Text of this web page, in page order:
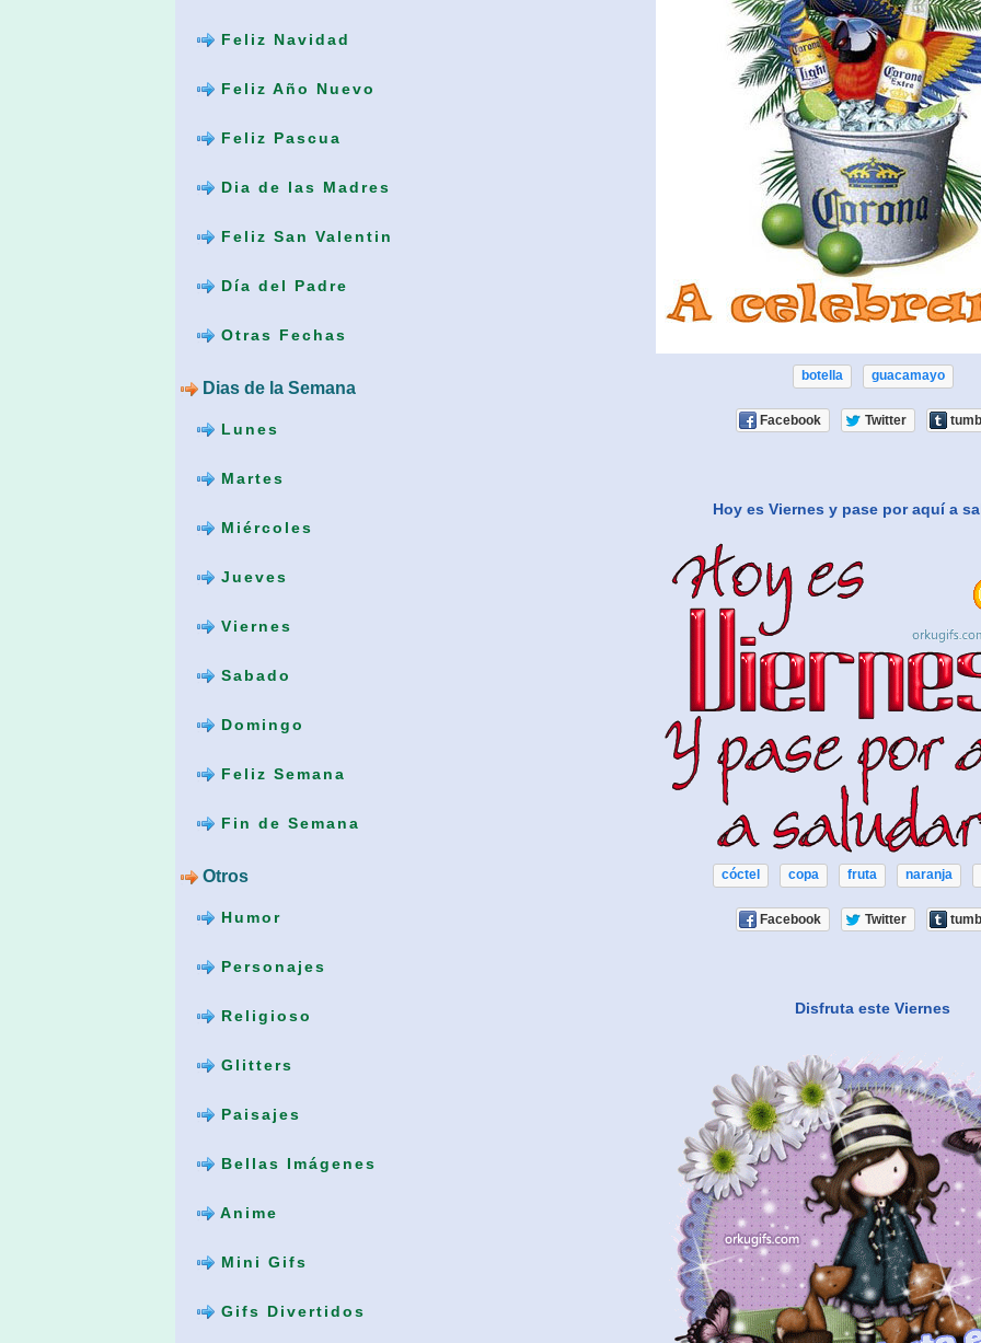
Feliz Navidad
Feliz Año Nuevo
Feliz Pascua
Dia de las Madres
Feliz San Valentin
Día del Padre
Otras Fechas
Dias de la Semana
Lunes
Martes
Miércoles
Jueves
Viernes
Sabado
Domingo
Feliz Semana
Fin de Semana
Otros
Humor
Personajes
Religioso
Glitters
Paisajes
Bellas Imágenes
Anime
Mini Gifs
Gifs Divertidos
botella guacamayo
Facebook Twitter
Hoy es Viernes y pase por aquí a
cóctel copa fruta naranja
Facebook Twitter
Disfruta este Viernes